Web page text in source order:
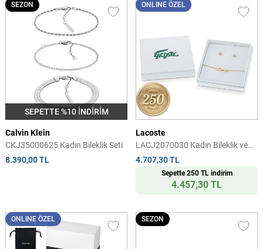
SEPETTE %10 İNDİRİM
SEZON
Calvin Klein
CKJ35000625 Kadın Bileklik Seti
8.390,00 TL
ONLINE ÖZEL
Lacoste
LACJ2070030 Kadın Bileklik ve
Küpe Seti
4.707,30 TL
Sepette 250 TL indirim
4.457,30 TL
ONLINE ÖZEL SEZON